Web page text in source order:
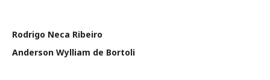
Rodrigo Neca Ribeiro
Anderson Wylliam de Bortoli